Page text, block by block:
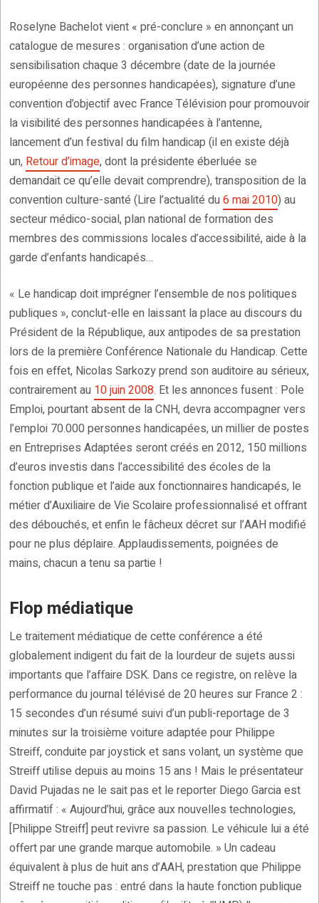
Roselyne Bachelot vient « pré-conclure » en annonçant un
catalogue de mesures : organisation d’une action de
sensibilisation chaque 3 décembre (date de la journée
européenne des personnes handicapées), signature d’une
convention d’objectif avec France Télévision pour promouvoir
la visibilité des personnes handicapées à l’antenne,
lancement d’un festival du film handicap (il en existe déjà
un, Retour d’image, dont la présidente éberluée se
demandait ce qu’elle devait comprendre), transposition de la
convention culture-santé (Lire l’actualité du6 mai 2010) au
secteur médico-social, plan national de formation des
membres des commissions locales d’accessibilité, aide à la
garde d’enfants handicapés…
« Le handicap doit imprégner l’ensemble de nos politiques
publiques », conclut-elle en laissant la place au discours du
Président de la République, aux antipodes de sa prestation
lors de la première Conférence Nationale du Handicap. Cette
fois en effet, Nicolas Sarkozy prend son auditoire au sérieux,
contrairement au 10 juin 2008. Et les annonces fusent : Pole
Emploi, pourtant absent de la CNH, devra accompagner vers
l’emploi 70.000 personnes handicapées, un millier de postes
en Entreprises Adaptées seront créés en 2012, 150 millions
d’euros investis dans l’accessibilité des écoles de la
fonction publique et l’aide aux fonctionnaires handicapés, le
métier d’Auxiliaire de Vie Scolaire professionnalisé et offrant
des débouchés, et enfin le fâcheux décret sur l’AAH modifié
pour ne plus déplaire. Applaudissements, poignées de
mains, chacun a tenu sa partie !
Flop médiatique
Le traitement médiatique de cette conférence a été
globalement indigent du fait de la lourdeur de sujets aussi
importants que l’affaire DSK. Dans ce registre, on relève la
performance du journal télévisé de 20 heures sur France 2 :
15 secondes d’un résumé suivi d’un publi-reportage de 3
minutes sur la troisième voiture adaptée pour Philippe
Streiff, conduite par joystick et sans volant, un système que
Streiff utilise depuis au moins 15 ans ! Mais le présentateur
David Pujadas ne le sait pas et le reporter Diego Garcia est
affirmatif : « Aujourd’hui, grâce aux nouvelles technologies,
[Philippe Streiff] peut revivre sa passion. Le véhicule lui a été
offert par une grande marque automobile. » Un cadeau
équivalent à plus de huit ans d’AAH, prestation que Philippe
Streiff ne touche pas : entré dans la haute fonction publique